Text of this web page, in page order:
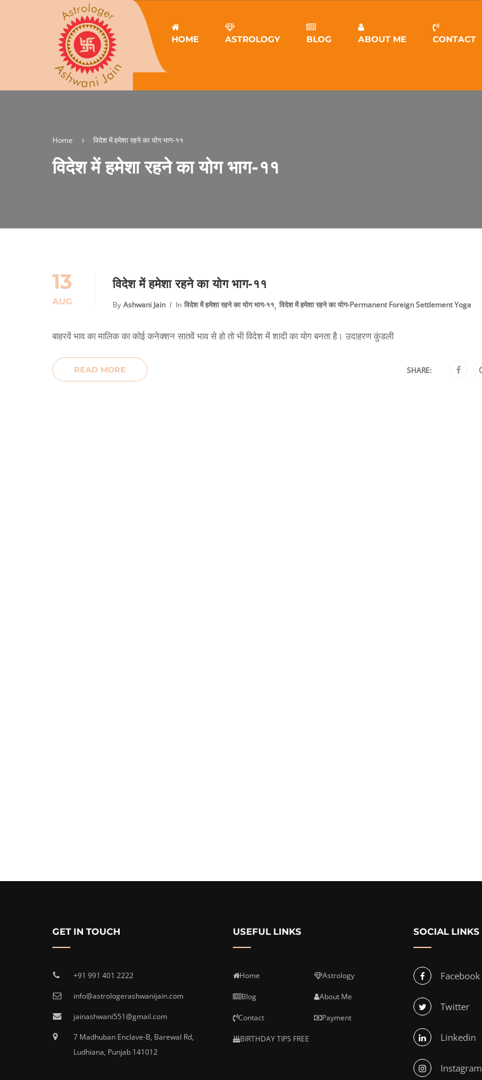
HOME ASTROLOGY BLOG ABOUT ME CONTACT
Home विदेश में हमेशा रहने का योग भाग-११
विदेश में हमेशा रहने का योग भाग-११
13
AUG
विदेश में हमेशा रहने का योग भाग-११
By Ashwani Jain In विदेश में हमेशा रहने का योग भाग-११, विदेश में हमेशा रहने का योग-Permanent Foreign Settlement Yoga
बाहरवें भाव का मालिक का कोई कनेक्शन सातवें भाव से हो तो भी विदेश में शादी का योग बनता है। उदाहरण कुंडली
READ MORE SHARE:
GET IN TOUCH
+91 991 401 2222
info@astrologerashwanijain.com
jainashwani551@gmail.com
7 Madhuban Enclave-B, Barewal Rd,
Ludhiana, Punjab 141012
USEFUL LINKS
Home Astrology
Blog About Me
Contact Payment
BIRTHDAY TIPS FREE
SOCIAL LINKS
Facebook
Twitter
Linkedin
Instagram